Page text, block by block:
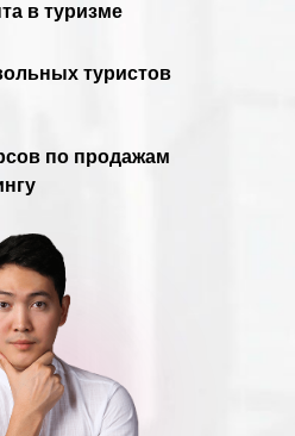
в туризме
туристов
по продажам